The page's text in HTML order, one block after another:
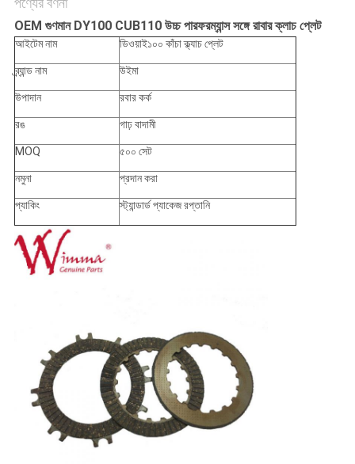
OEM গুণমান DY100 CUB110 উচ্চ পারফরম্যান্স সঙ্গে রাবার ক্লাচ প্লেট
আইটেম নাম ডিওয়াই১০০ কাঁচা ক্ল্যাচ প্লেট
ব্র্যান্ড নাম উইমা
উপাদান রবার কর্ক
রঙ গাঢ় বাদামী
MOQ ৫০০ সেট
নমুনা প্রদান করা
প্যাকিং স্ট্যান্ডার্ড প্যাকেজ রপ্তানি